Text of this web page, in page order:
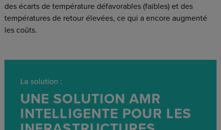
des écarts de température défavorables (faibles) et des
températures de retour élevées, ce qui a encore augmenté
les coûts.
La solution :
UNE SOLUTION AMR
INTELLIGENTE POUR LES